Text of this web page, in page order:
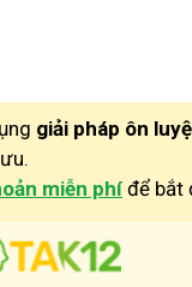
giải pháp ôn
miễn phí để bắt